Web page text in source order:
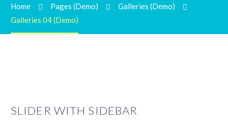
Home Pages (Demo)
Galleries (Demo)
Galleries 04 (Demo)
SLIDER WITH SIDEBAR